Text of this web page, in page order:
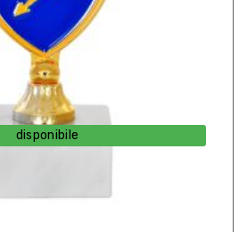
disponibile